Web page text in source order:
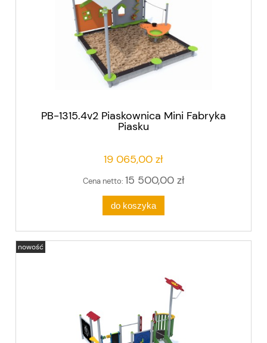
PB-1315.4v2 Piaskownica Mini Fabryka
Piasku
19 065,00 zł
Cena netto: 15 500,00 zł
do koszyka
nowość